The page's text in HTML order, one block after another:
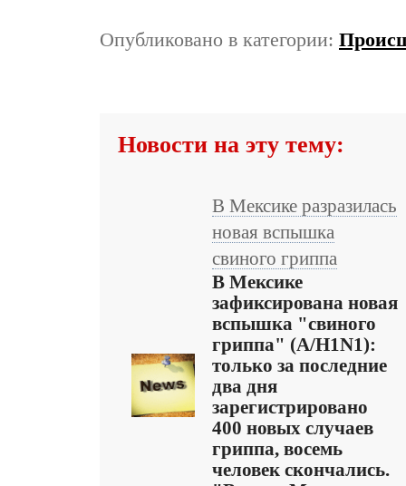
Опубликовано в категории:
Новости на эту тему:
В Мексике разразилась
новая вспышка
свиного гриппа
В Мексике
зафиксирована новая
вспышка "свиного
гриппа" (A/H1N1):
только за последние
два дня
зарегистрировано
400 новых случаев
гриппа, восемь
человек скончались.